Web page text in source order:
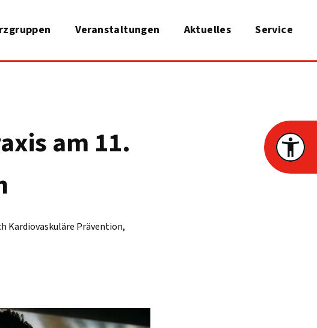
Veranstaltungen Aktuelles Service
am 11.
Kardiovaskuläre Prävention,